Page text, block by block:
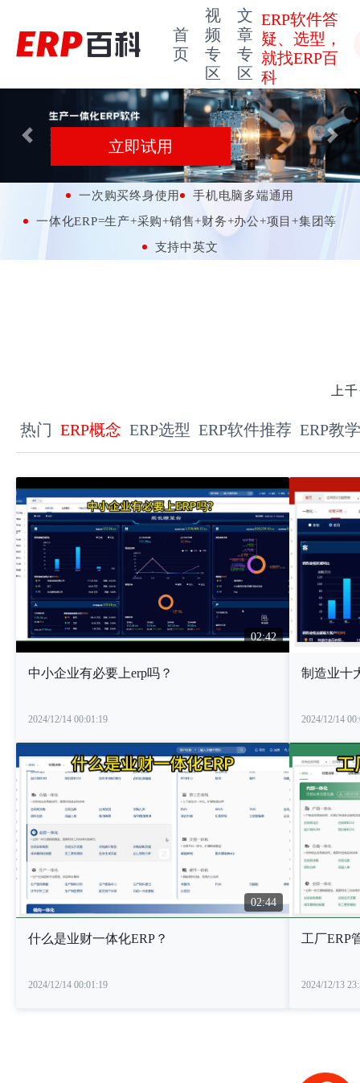
首
页
视
频
专
区
文
章
专
区
ERP软件答
疑、选型，
就找ERP百
科
立即试用
Previous Next
一次购买终身使用
手机电脑多端通用
一体化ERP=生产+采购+销售+财务+办公+项目+集团等
支持中英文
上
热门 ERP概念 ERP选型 ERP软件推荐 ERP教学
02:42
中小企业有必要上erp吗？
2024/12/14 00:01:19
制造业十
2024/12/14
02:44
什么是业财一体化ERP？
2024/12/14 00:01:19
工厂ERP
2024/12/13